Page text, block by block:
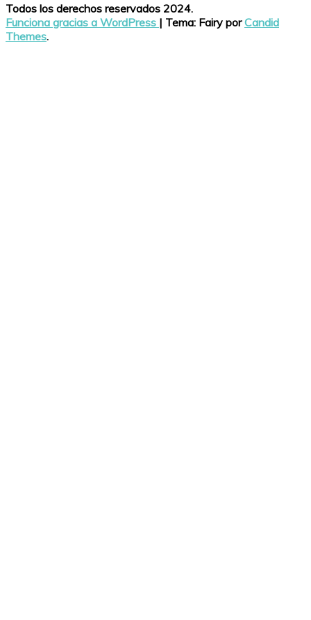
Todos los derechos reservados 2024.
Funciona gracias a WordPress | Tema: Fairy porCandid
Themes.